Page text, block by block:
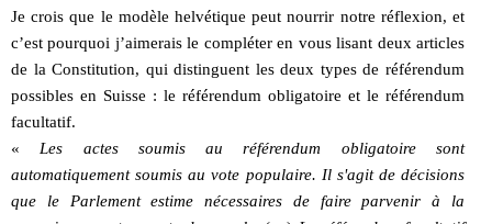
Je crois que le modèle helvétique peut nourrir notre réflexion, et
c’est pourquoi j’aimerais le compléter en vous lisant deux articles
de la Constitution, qui distinguent les deux types de référendum
possibles en Suisse : le référendum obligatoire et le référendum
facultatif.
« Les actes soumis au référendum obligatoire sont
automatiquement soumis au vote populaire. Il s'agit de décisions
que le Parlement estime nécessaires de faire parvenir à la